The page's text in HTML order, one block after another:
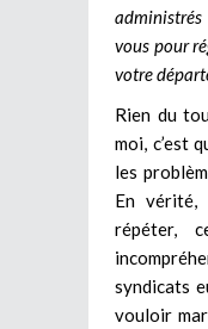
vous pour
votre
Rien du
moi, c’est
les
En vérité,
répéter,
syndicats
vouloir